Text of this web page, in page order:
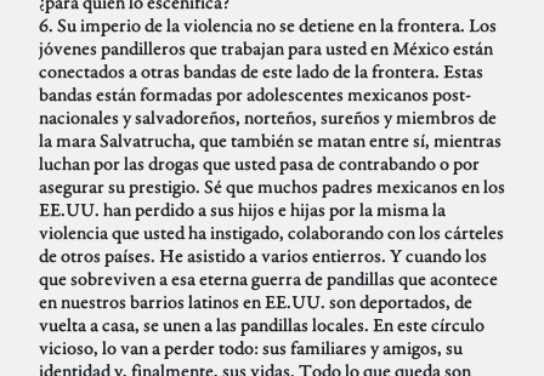
6. Su imperio de la violencia no se detiene en la frontera. Los
jóvenes pandilleros que trabajan para usted en México están
conectados a otras bandas de este lado de la frontera. Estas
bandas están formadas por adolescentes mexicanos post-
nacionales y salvadoreños, norteños, sureños y miembros de
la mara Salvatrucha, que también se matan entre sí, mientras
luchan por las drogas que usted pasa de contrabando o por
asegurar su prestigio. Sé que muchos padres mexicanos en los
EE.UU. han perdido a sus hijos e hijas por la misma la
violencia que usted ha instigado, colaborando con los cárteles
de otros países. He asistido a varios entierros. Y cuando los
que sobreviven a esa eterna guerra de pandillas que acontece
en nuestros barrios latinos en EE.UU. son deportados, de
vuelta a casa, se unen a las pandillas locales. En este círculo
vicioso, lo van a perder todo: sus familiares y amigos, su
identidad y, finalmente, sus vidas. Todo lo que queda son